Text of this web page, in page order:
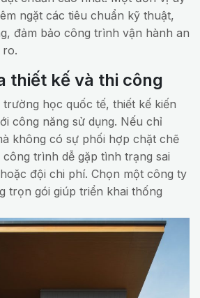
ngặt các tiêu chuẩn kỹ thuật,
đảm bảo công trình vận hành an
ro.
thiết kế và thi công
học quốc tế, thiết kế kiến
công năng sử dụng. Nếu chỉ
không có sự phối hợp chặt chẽ
trình dễ gặp tình trạng sai
đội chi phí. Chọn một công ty
trọn gói giúp triển khai thống